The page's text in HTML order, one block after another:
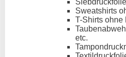
Sweatshirts
T-Shirts ohne
etc.